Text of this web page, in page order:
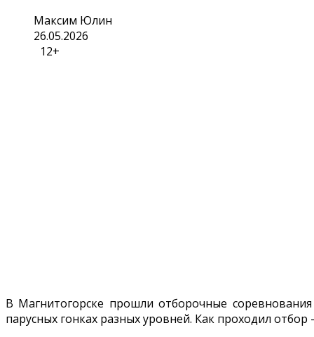
Максим Юлин
26.05.2026
12+
В Магнитогорске прошли отборочные
парусных гонках разных уровней. Как проходил